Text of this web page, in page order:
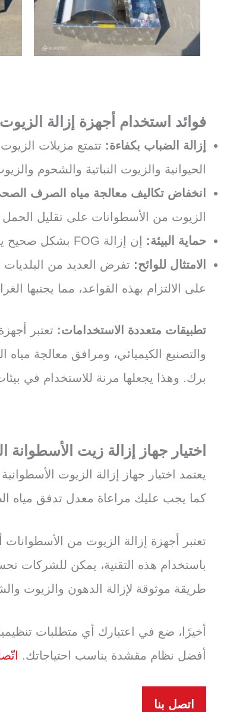
فوائد استخدام أجهزة إزالة
إزالة الضباب بكفاءة: تتمتع مزيلات
الحيوانية والزيوت النباتية والشحوم
انخفاض تكاليف معالجة مياه الصرف
الزيوت من الأسطوانات على تقليل
حماية البيئة: إن إزالة FOG بشكل صحيح يمنع هذه المواد من دخول المجاري المائية، مما يحمي الحياة المائية ويمنع الأضرار البيئية.
الامتثال للوائح: تفرض العديد من
على الالتزام بهذه القواعد، مما يجنبها
تطبيقات متعددة الاستخدامات: تعتبر
والتصنيع الكيميائي، ومرافق معالجة
برك. وهذا يجعلها مرنة للاستخدام في
اختيار جهاز إزالة زيت الأسطوانة
يعتمد اختيار جهاز إزالة الزيوت
كما يجب عليك مراعاة معدل تدفق مياه
تعتبر أجهزة إزالة الزيوت من
باستخدام هذه التقنية، يمكن للشركات
طريقة موثوقة لإزالة الدهون والزيوت
أفضل نظام مقشدة يناسب احتياجاتك.
اتصل بنا